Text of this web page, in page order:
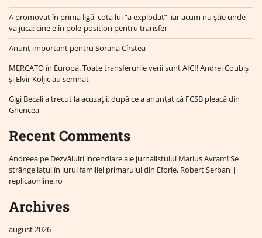
A promovat în prima ligă, cota lui ”a explodat”, iar acum nu știe unde
va juca: cine e în pole-position pentru transfer
Anunț important pentru Sorana Cîrstea
MERCATO în Europa. Toate transferurile verii sunt AICI! Andrei Coubiș
și Elvir Koljic au semnat
Gigi Becali a trecut la acuzații, după ce a anunțat că FCSB pleacă din
Ghencea
Recent Comments
Andreea pe Dezvăluiri incendiare ale jurnalistului Marius Avram! Se
strânge lațul în jurul familiei primarului din Eforie, Robert Șerban |
replicaonline.ro
Archives
august 2026